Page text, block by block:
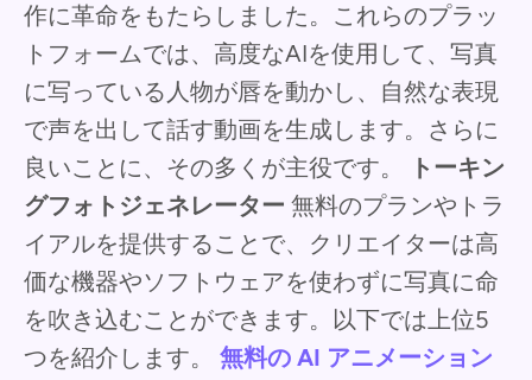
作に革命をもたらしました。これらのプラッ
トフォームでは、高度なAIを使用して、写真
に写っている人物が唇を動かし、自然な表現
で声を出して話す動画を生成します。さらに
良いことに、その多くが主役です。
トーキン
グフォトジェネレーター 無料のプランやトラ
イアルを提供することで、クリエイターは高
価な機器やソフトウェアを使わずに写真に命
を吹き込むことができます。以下では上位5
つを紹介します。
無料の AI アニメーション